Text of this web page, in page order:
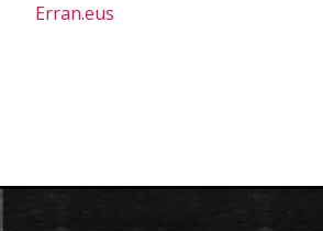
Erran.eus